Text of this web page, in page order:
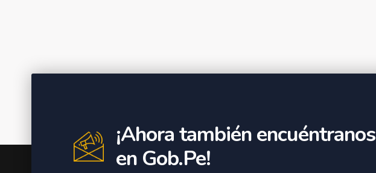
¡Ahora también encuéntranos
en Gob.Pe!